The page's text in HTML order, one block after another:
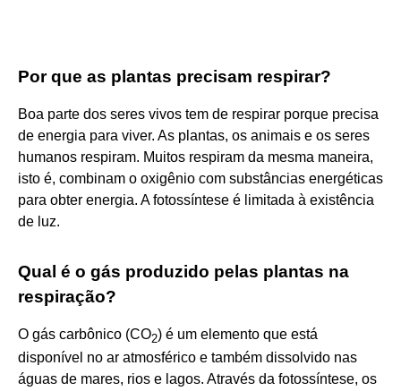
Por que as plantas precisam respirar?
Boa parte dos seres vivos tem de respirar porque precisa
de energia para viver. As plantas, os animais e os seres
humanos respiram. Muitos respiram da mesma maneira,
isto é, combinam o oxigênio com substâncias energéticas
para obter energia. A fotossíntese é limitada à existência
de luz.
Qual é o gás produzido pelas plantas na
respiração?
O gás carbônico (CO2) é um elemento que está
disponível no ar atmosférico e também dissolvido nas
águas de mares, rios e lagos. Através da fotossíntese, os